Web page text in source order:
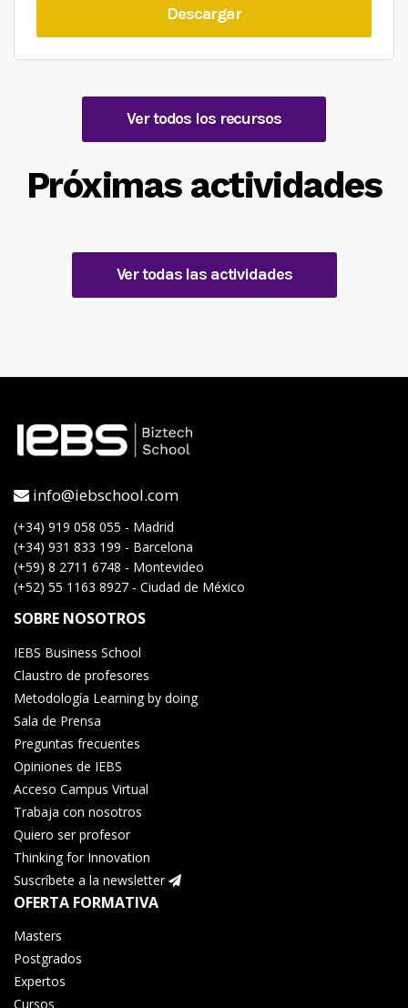
Descargar
Ver todos los recursos
Próximas actividades
Ver todas las actividades
info@iebschool.com
(+34) 919 058 055 - Madrid
(+34) 931 833 199 - Barcelona
(+59) 8 2711 6748 - Montevideo
(+52) 55 1163 8927 - Ciudad de México
SOBRE NOSOTROS
IEBS Business School
Claustro de profesores
Metodología Learning by doing
Sala de Prensa
Preguntas frecuentes
Opiniones de IEBS
Acceso Campus Virtual
Trabaja con nosotros
Quiero ser profesor
Thinking for Innovation
Suscríbete a la newsletter
OFERTA FORMATIVA
Masters
Postgrados
Expertos
Cursos